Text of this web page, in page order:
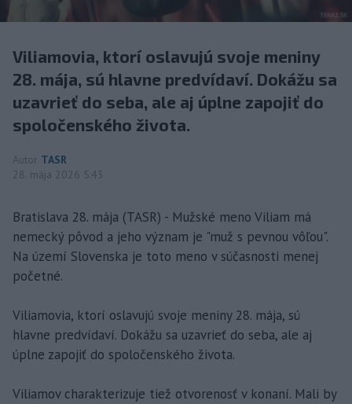
Viliamovia, ktorí oslavujú svoje meniny
28. mája, sú hlavne predvídaví. Dokážu sa
uzavrieť do seba, ale aj úplne zapojiť do
spoločenského života.
Autor TASR
28. mája 2026 5:43
Bratislava 28. mája (TASR) - Mužské meno Viliam má
nemecký pôvod a jeho význam je "muž s pevnou vôľou".
Na území Slovenska je toto meno v súčasnosti menej
početné.
Viliamovia, ktorí oslavujú svoje meniny 28. mája, sú
hlavne predvídaví. Dokážu sa uzavrieť do seba, ale aj
úplne zapojiť do spoločenského života.
Viliamov charakterizuje tiež otvorenosť v konaní. Mali by